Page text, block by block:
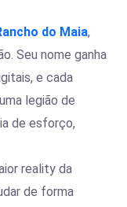
do Maia,
Seu nome ganha
e cada
legião de
de esforço,
reality da
de forma